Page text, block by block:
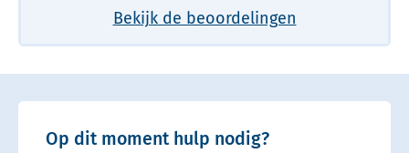
Bekijk de beoordelingen
Op dit moment hulp nodig?